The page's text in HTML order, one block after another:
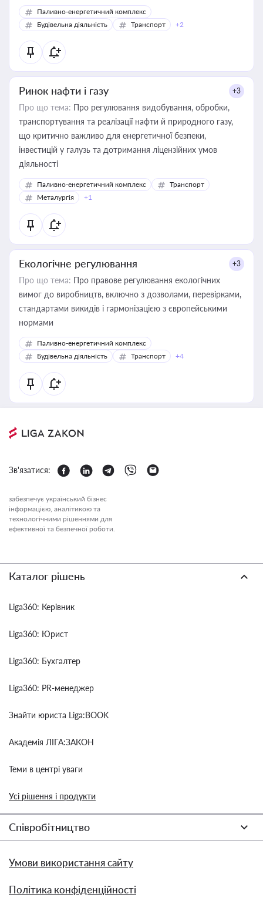
Паливно-енергетичний комплекс
Будівельна діяльність
Транспорт +2
Ринок нафти і газу +3
Про що тема: Про регулювання видобування, обробки,
транспортування та реалізації нафти й природного газу,
що критично важливо для енергетичної безпеки,
інвестицій у галузь та дотримання ліцензійних умов
діяльності
Паливно-енергетичний комплекс
Транспорт
Металургія
+1
Екологічне регулювання +3
Про що тема: Про правове регулювання екологічних
вимог до виробництв, включно з дозволами, перевірками,
стандартами викидів і гармонізацією з європейськими
нормами
Паливно-енергетичний комплекс
Будівельна діяльність
Транспорт +4
Зв'язатися:
забезпечує український бізнес
інформацією, аналітикою та
технологічними рішеннями для
ефективної та безпечної роботи.
Каталог рішень
Liga360: Керівник
Liga360: Юрист
Liga360: Бухгалтер
Liga360: PR-менеджер
Знайти юриста Liga:BOOK
Академія ЛІГА:ЗАКОН
Теми в центрі уваги
Усі рішення і продукти
Співробітництво
Умови використання сайту
Політика конфіденційності